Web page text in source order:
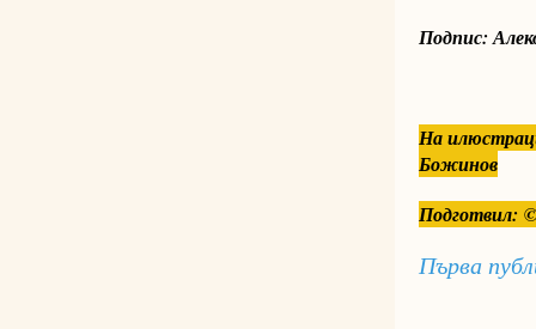
Подпис:
На
Божинов
Подготвил:
Първа